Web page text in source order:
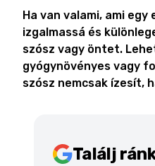
Ha van valami, ami
izgalmassá és
szósz vagy öntet.
gyógynövényes vagy
szósz nemcsak ízesít,
Találj